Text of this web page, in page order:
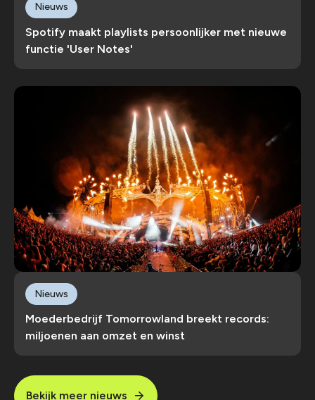
Spotify maakt playlists persoonlijker met nieuwe
functie 'User Notes'
Nieuws
Moederbedrijf Tomorrowland breekt records:
miljoenen aan omzet en winst
Nieuws
Bekijk meer nieuws